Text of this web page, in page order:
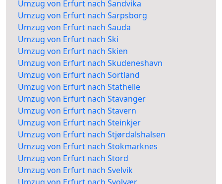
Umzug von Erfurt nach Sandvika
Umzug von Erfurt nach Sarpsborg
Umzug von Erfurt nach Sauda
Umzug von Erfurt nach Ski
Umzug von Erfurt nach Skien
Umzug von Erfurt nach Skudeneshavn
Umzug von Erfurt nach Sortland
Umzug von Erfurt nach Stathelle
Umzug von Erfurt nach Stavanger
Umzug von Erfurt nach Stavern
Umzug von Erfurt nach Steinkjer
Umzug von Erfurt nach Stjørdalshalsen
Umzug von Erfurt nach Stokmarknes
Umzug von Erfurt nach Stord
Umzug von Erfurt nach Svelvik